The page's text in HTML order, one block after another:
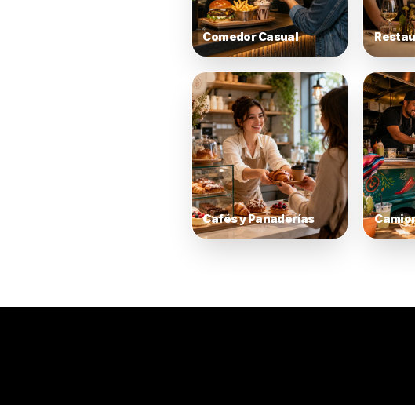
de
Rulrr se adapta a
comida, patrones de
completo hasta cafés,